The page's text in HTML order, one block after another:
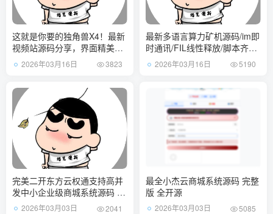
这就是你要的独角兽X4！最新
视频站源码分享，界面精美，
功能无删减
2026年03月16日 3823
最新多语言算力矿机源码/im即
时通讯/FIL线性释放/脚本齐全/
搭建教程
2026年03月16日 5190
完美二开东方云权通支持高并
发中小企业级商城系统源码 全
开源
2026年03月03日 2041
最全小杰云商城系统源码 完整
版 全开源
2026年03月03日 5085